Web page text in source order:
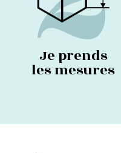
Je prends
les mesures